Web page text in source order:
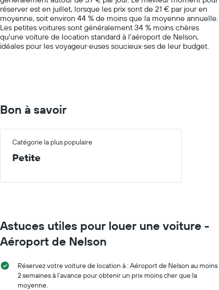
Y
axis
displaying
values.
Range:
réserver est en juillet, lorsque les prix sont de 21 € par jour en
moyenne, soit environ 44 % de moins que la moyenne annuelle.
Les petites voitures sont généralement 34 % moins chères
qu'une voiture de location standard à l'aéroport de Nelson,
idéales pour les voyageur·euses soucieux·ses de leur budget.
Bon à savoir
Catégorie la plus populaire
Petite
Astuces utiles pour louer une voiture -
Aéroport de Nelson
Réservez votre voiture de location à : Aéroport de Nelson au moins
2 semaines à l’avance pour obtenir un prix moins cher que la
moyenne.